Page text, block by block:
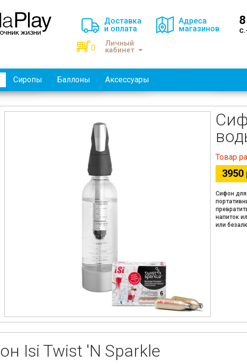
Доставка
и оплата
Адреса
магазинов
0
Личный
кабинет
Сиропы Баллоны Аксессуары
Товар
3950
Сифон для
напиток
или
Isi Twist 'N Sparkle